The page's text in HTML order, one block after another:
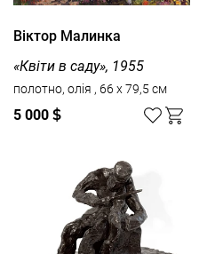
Віктор Малинка
«Квіти в саду», 1955
полотно, олія , 66 x 79,5 см
5 000 $